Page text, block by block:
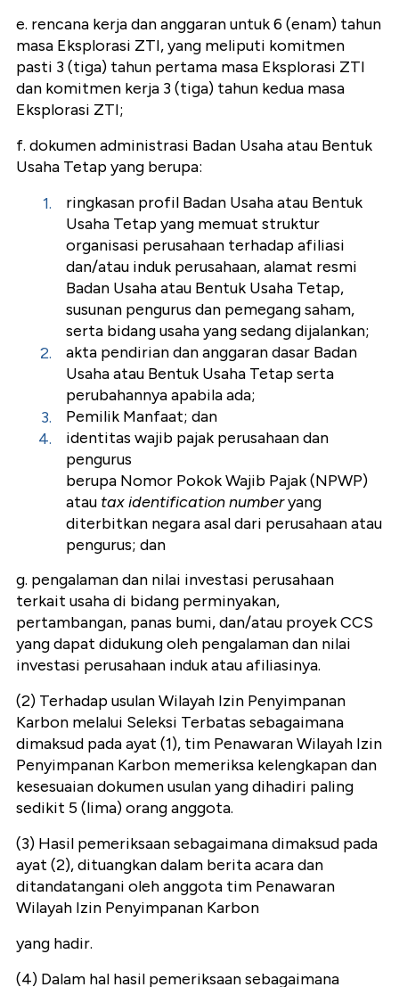
e. rencana kerja dan anggaran untuk 6 (enam) tahun
masa Eksplorasi ZTI, yang meliputi komitmen
pasti 3 (tiga) tahun pertama masa Eksplorasi ZTI
dan komitmen kerja 3 (tiga) tahun kedua masa
Eksplorasi ZTI;
f. dokumen administrasi Badan Usaha atau Bentuk
Usaha Tetap yang berupa:
ringkasan profil Badan Usaha atau Bentuk
Usaha Tetap yang memuat struktur
organisasi perusahaan terhadap afiliasi
dan/atau induk perusahaan, alamat resmi
Badan Usaha atau Bentuk Usaha Tetap,
susunan pengurus dan pemegang saham,
serta bidang usaha yang sedang dijalankan;
akta pendirian dan anggaran dasar Badan
Usaha atau Bentuk Usaha Tetap serta
perubahannya apabila ada;
Pemilik Manfaat; dan
identitas wajib pajak perusahaan dan
pengurus
berupa Nomor Pokok Wajib Pajak (NPWP)
atau tax identification numberyang
diterbitkan negara asal dari perusahaan atau
pengurus; dan
g. pengalaman dan nilai investasi perusahaan
terkait usaha di bidang perminyakan,
pertambangan, panas bumi, dan/atau proyek CCS
yang dapat didukung oleh pengalaman dan nilai
investasi perusahaan induk atau afiliasinya.
(2) Terhadap usulan Wilayah Izin Penyimpanan
Karbon melalui Seleksi Terbatas sebagaimana
dimaksud pada ayat (1), tim Penawaran Wilayah Izin
Penyimpanan Karbon memeriksa kelengkapan dan
kesesuaian dokumen usulan yang dihadiri paling
sedikit 5 (lima) orang anggota.
(3) Hasil pemeriksaan sebagaimana dimaksud pada
ayat (2), dituangkan dalam berita acara dan
ditandatangani oleh anggota tim Penawaran
Wilayah Izin Penyimpanan Karbon
yang hadir.
(4) Dalam hal hasil pemeriksaan sebagaimana